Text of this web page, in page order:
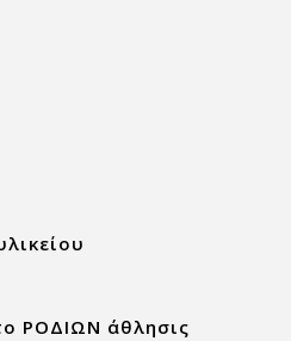
ΡΟΔΙΩΝ άθλησις